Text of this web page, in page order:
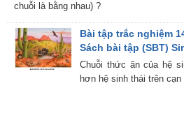
chuỗi là bằng nhau) ?
Bài tập trắc nghiệm
Sách bài tập (SBT)
Chuỗi thức ăn của hệ
hơn hệ sinh thái trên cạn